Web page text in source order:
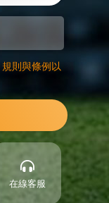
規則與條例以
在線客服